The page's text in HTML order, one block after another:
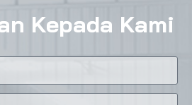
Kepada Kami